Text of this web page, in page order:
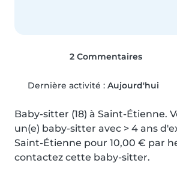
2 Commentaires
Dernière activité : Aujourd'hui
Baby-sitter (18) à Saint-Étienne.
un(e) baby-sitter avec > 4 ans
Saint-Étienne pour 10,00 € par
contactez cette baby-sitter.